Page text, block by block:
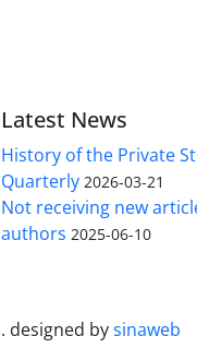
Latest News
History of the Private
Quarterly 2026-03-21
Not receiving new
authors 2025-06-10
designed bysinaweb